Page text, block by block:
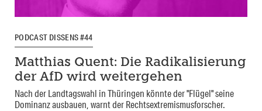
PODCAST DISSENS #44
Matthias Quent: Die Radikalisierung
der AfD wird weitergehen
Nach der Landtagswahl in Thüringen könnte der "Flügel" seine
Dominanz ausbauen, warnt der Rechtsextremismusforscher.